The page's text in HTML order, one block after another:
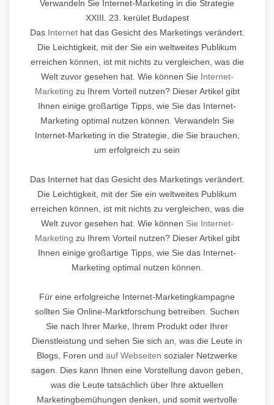
Verwandeln Sie Internet-Marketing in die Strategie
XXIII. 23. kerület Budapest
DasInternet hat das Gesicht des Marketings verändert.
Die Leichtigkeit, mit der Sie ein weltweites Publikum
erreichen können, ist mit nichts zu vergleichen, was die
Welt zuvor gesehen hat. Wie können Sie Internet-
Marketing zu Ihrem Vorteil nutzen? Dieser Artikel gibt
Ihnen einige großartige Tipps, wie Sie das Internet-
Marketing optimal nutzen können. Verwandeln Sie
Internet-Marketing in die Strategie, die Sie brauchen,
um erfolgreich zu sein
Das Internet hat das Gesicht des Marketings verändert.
Die Leichtigkeit, mit der Sie ein weltweites Publikum
erreichen können, ist mit nichts zu vergleichen, was die
Welt zuvor gesehen hat. Wie können Sie Internet-
Marketing zu Ihrem Vorteil nutzen? Dieser Artikel gibt
Ihnen einige großartige Tipps, wie Sie das Internet-
Marketing optimal nutzen können.
Für eine erfolgreiche Internet-Marketingkampagne
sollten Sie Online-Marktforschung betreiben. Suchen
Sie nach Ihrer Marke, Ihrem Produkt oder Ihrer
Dienstleistung und sehen Sie sich an, was die Leute in
Blogs, Foren und auf Webseiten sozialer Netzwerke
sagen. Dies kann Ihnen eine Vorstellung davon geben,
was die Leute tatsächlich über Ihre aktuellen
Marketingbemühungen denken, und somit wertvolle